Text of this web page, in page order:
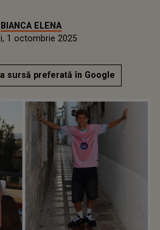
BIANCA ELENA
1 octombrie 2025
sursă preferată în Google